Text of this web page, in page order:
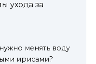
ухода за
менять воду
ирисами?